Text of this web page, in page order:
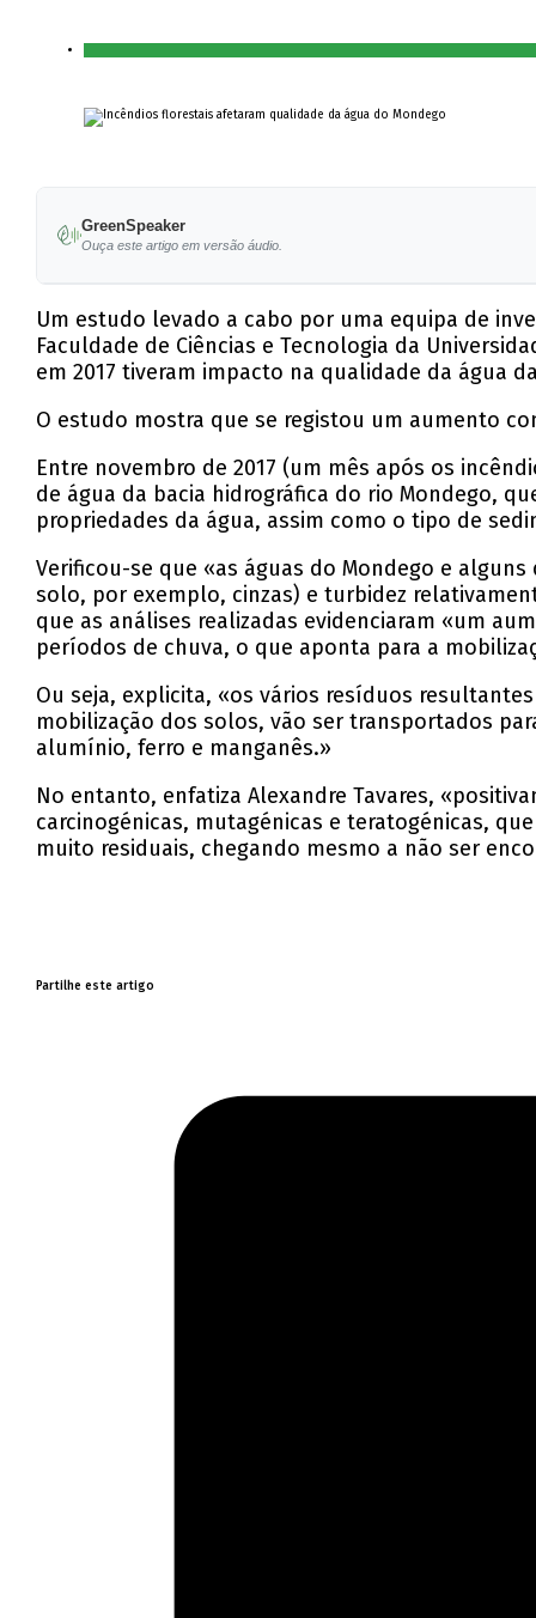
GreenSpeaker
Ouça este artigo em versão áudio.
Um estudo levado a cabo por uma equipa de
Faculdade de Ciências e Tecnologia da
em 2017 tiveram impacto na qualidade da água
O estudo mostra que se registou um aumento
Entre novembro de 2017 (um mês após os
de água da bacia hidrográfica do rio Mondego,
propriedades da água, assim como o tipo de
Verificou-se que «as águas do Mondego e
solo, por exemplo, cinzas) e turbidez
que as análises realizadas evidenciaram «um
períodos de chuva, o que aponta para a
Ou seja, explicita, «os vários resíduos
mobilização dos solos, vão ser transportados
alumínio, ferro e manganês.»
No entanto, enfatiza Alexandre Tavares,
carcinogénicas, mutagénicas e teratogénicas,
muito residuais, chegando mesmo a não ser
Partilhe este artigo